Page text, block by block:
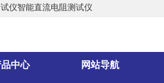
仪智能直流电阻测试仪
中心 网站导航